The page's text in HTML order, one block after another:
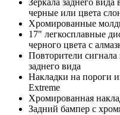
черные или цвета
Хромированные
17" легкосплавные
черного цвета с
Повторители
заднего вида
Накладки на пороги
Extreme
Хромированная
Задний бампер с